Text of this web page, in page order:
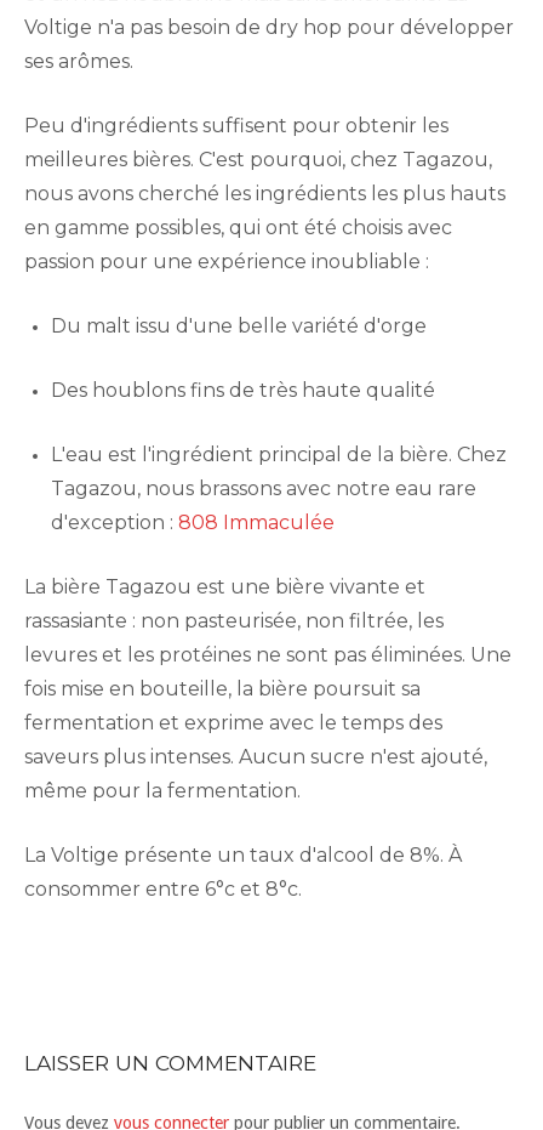
Voltige n'a pas besoin de dry hop pour développer
ses arômes.
Peu d'ingrédients suffisent pour obtenir les
meilleures bières. C'est pourquoi, chez Tagazou,
nous avons cherché les ingrédients les plus hauts
en gamme possibles, qui ont été choisis avec
passion pour une expérience inoubliable :
Du malt issu d'une belle variété d'orge
Des houblons fins de très haute qualité
L'eau est l'ingrédient principal de la bière. Chez
Tagazou, nous brassons avec notre eau rare
d'exception : 808 Immaculée
La bière Tagazou est une bière vivante et
rassasiante : non pasteurisée, non filtrée, les
levures et les protéines ne sont pas éliminées. Une
fois mise en bouteille, la bière poursuit sa
fermentation et exprime avec le temps des
saveurs plus intenses. Aucun sucre n'est ajouté,
même pour la fermentation.
La Voltige présente un taux d'alcool de 8%. À
consommer entre 6°c et 8°c.
LAISSER UN COMMENTAIRE
Vous devez vous connecter pour publier un commentaire.